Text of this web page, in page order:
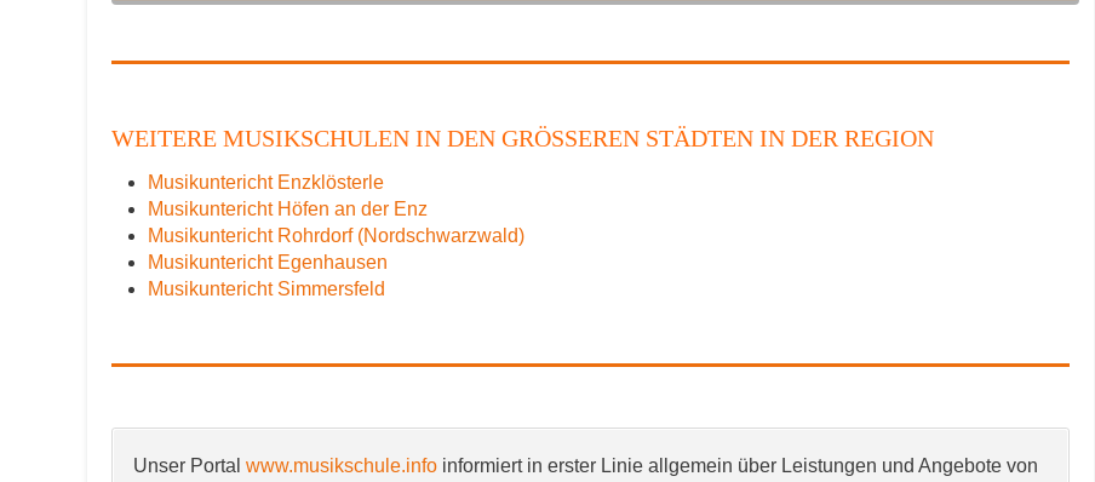
E-Mail *
WEITERE MUSIKSCHULEN IN DEN GRÖSSEREN STÄDTEN IN DER REGION
Musikuntericht Enzklösterle
Musikuntericht Höfen an der Enz
Musikuntericht Rohrdorf (Nordschwarzwald)
Musikuntericht Egenhausen
Musikuntericht Simmersfeld
Unser Portal www.musikschule.info informiert in erster Linie allgemein über Leistungen und Angebote von